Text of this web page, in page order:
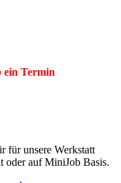
ein Termin
für unsere Werkstatt
oder auf MiniJob Basis.